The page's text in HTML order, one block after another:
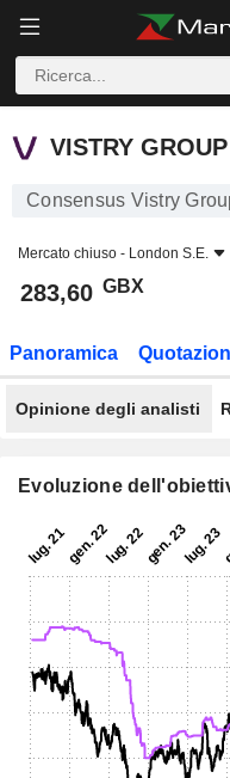
VISTRY GROUP PLC
VISTRY
Consensus Vistry
Mercato chiuso - London S.E.
283,60 GBX
Panoramica
Opinione degli analisti
Evoluzione